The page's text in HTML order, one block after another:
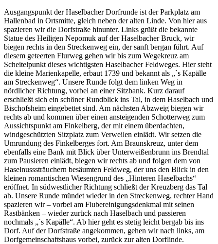
Ausgangspunkt der Haselbacher Dorfrunde ist der Parkplatz am
Hallenbad in Ortsmitte, gleich neben der alten Linde. Von hier aus
spazieren wir die Dorfstraße hinunter. Links grüßt die bekannte
Statue des Heiligen Nepomuk auf der Haselbacher Bruck, wir
biegen rechts in den Streckenweg ein, der sanft bergan führt. Auf
diesem geteerten Flurweg gehen wir bis zum Wegekreuz am
Scheitelpunkt dieses wichtigsten Haselbacher Feldweges. Hier steht
die kleine Marienkapelle, erbaut 1739 und bekannt als „`s Kapälle
am Streckenweg“. Unsere Runde folgt dem linken Weg in
nördlicher Richtung, vorbei an einer Sitzbank. Kurz darauf
erschließt sich ein schöner Rundblick ins Tal, in dem Haselbach und
Bischofsheim eingebettet sind. Am nächsten Abzweig biegen wir
rechts ab und kommen über einen ansteigenden Schotterweg zum
Aussichtspunkt am Finkelberg, der mit einem überdachten,
windgeschützten Sitzplatz zum Verweilen einlädt. Wir setzen die
Umrundung des Finkelberges fort. Am Braunskreuz, unter dem
ebenfalls eine Bank mit Blick über Unterweißenbrunn ins Brendtal
zum Pausieren einlädt, biegen wir rechts ab und folgen dem von
Haselnusssträuchern besäumten Feldweg, der uns den Blick in den
kleinen romantischen Wiesengrund des „Hinteren Haselbachs“
eröffnet. In südwestlicher Richtung schließt der Kreuzberg das Tal
ab. Unsere Runde mündet wieder in den Streckenweg, rechter Hand
spazieren wir – vorbei am Flubereinigungsdenkmal mit seinen
Rastbänken – wieder zurück nach Haselbach und passieren
nochmals „´s Kapälle“. Ab hier geht es stetig leicht bergab bis ins
Dorf. Auf der Dorfstraße angekommen, gehen wir nach links, am
Dorfgemeinschaftshaus vorbei, zurück zur alten Dorflinde.